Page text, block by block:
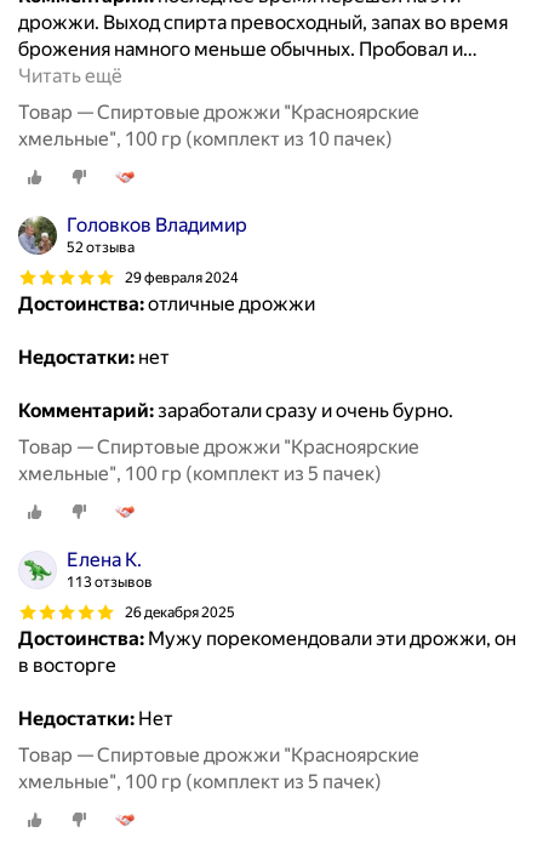
дрожжи. Выход спирта превосходный, запах во время
брожения намного меньше обычных. Пробовал и…
Читать ещё
Товар — Спиртовые дрожжи "Красноярские
хмельные", 100 гр (комплект из 10 пачек)
Головков Владимир
52 отзыва
29 февраля 2024
Достоинства:отличные дрожжи
Недостатки: нет
Комментарий:заработали сразу и очень бурно.
Товар — Спиртовые дрожжи "Красноярские
хмельные", 100 гр (комплект из 5 пачек)
Елена К.
113 отзывов
26 декабря 2025
Достоинства: Мужу порекомендовали эти дрожжи, он
в восторге
Недостатки: Нет
Товар — Спиртовые дрожжи "Красноярские
хмельные", 100 гр (комплект из 5 пачек)